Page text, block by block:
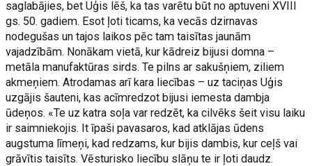
saglabājies, bet Uģis lēš, ka tas varētu būt no aptuveni XVIII
gs. 50. gadiem. Esot ļoti ticams, ka vecās dzirnavas
nodegušas un tajos laikos pēc tam taisītas jaunām
vajadzībām. Nonākam vietā, kur kādreiz bijusi domna –
metāla manufaktūras sirds. Te pilns ar sakušņiem, ziliem
akmeņiem. Atrodamas arī kara liecības – uz taciņas Uģis
uzgājis šauteni, kas acīmredzot bijusi iemesta dambja
ūdeņos. «Te uz katra soļa var redzēt, ka cilvēks šeit visu laiku
ir saimniekojis. It īpaši pavasaros, kad atklājas ūdens
augstuma līmeņi, kad redzams, kur bijis dambis, kur ceļš vai
grāvītis taisīts. Vēsturisko liecību slāņu te ir ļoti daudz.